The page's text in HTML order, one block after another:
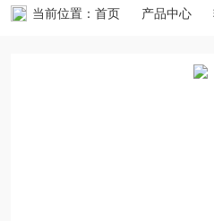
当前位置： 首页 产品中心